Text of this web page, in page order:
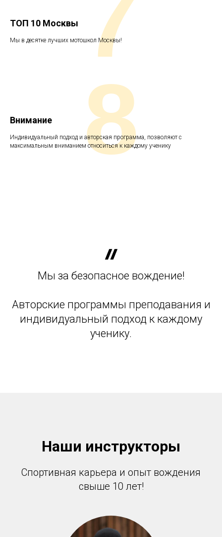
ТОП 10 Москвы
Мы в десятке лучших мотошкол Москвы!
Внимание
Индивидуальный подход и авторская программа, позволяют с
максимальным вниманием относиться к каждому ученику
8
Мы за безопасное вождение!
Авторские программы преподавания и
индивидуальный подход к каждому
ученику.
Наши инструкторы
Спортивная карьера и опыт вождения
свыше 10 лет!